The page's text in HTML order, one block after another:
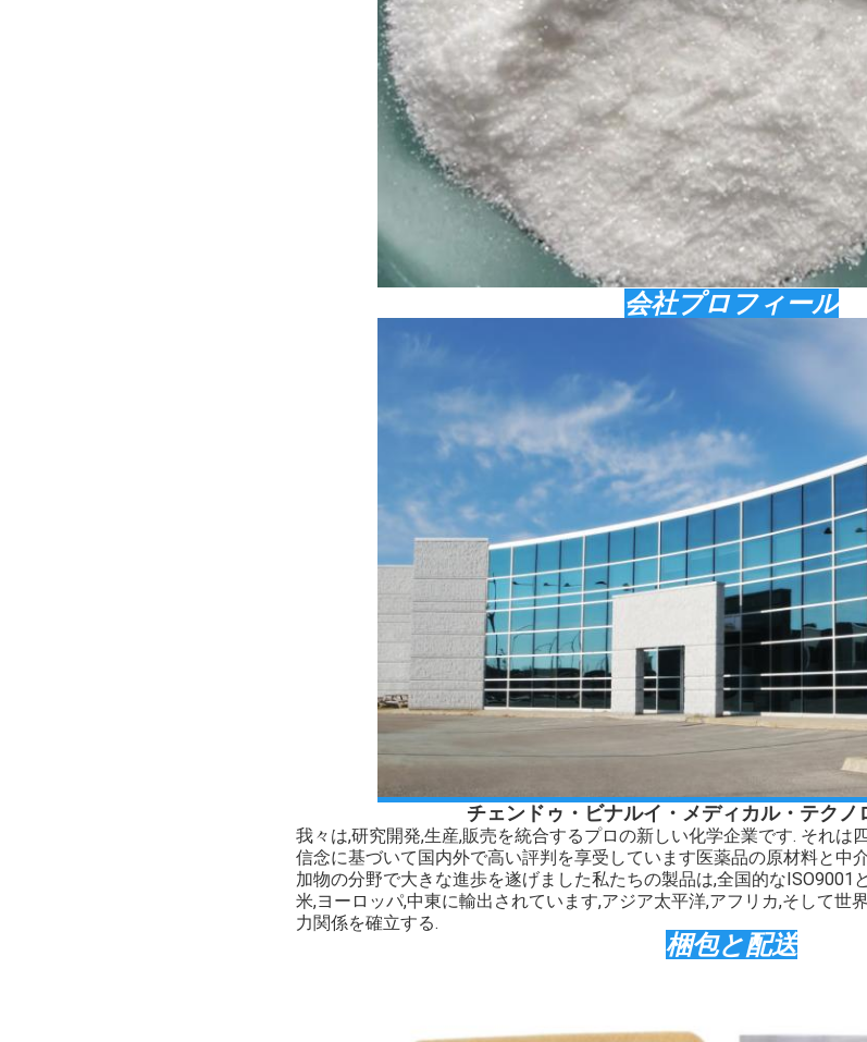
会社プロフィール
チェンドゥ・ビナルイ・メディカル・テクノ
我々は,研究開発,生産,販売を統合するプロの新しい化学企業です. それは
信念に基づいて国内外で高い評判を享受しています医薬品の原材料と中
加物の分野で大きな進歩を遂げました私たちの製品は,全国的なISO9001
米,ヨーロッパ,中東に輸出されています,アジア太平洋,アフリカ,そして世
力関係を確立する.
梱包と配送